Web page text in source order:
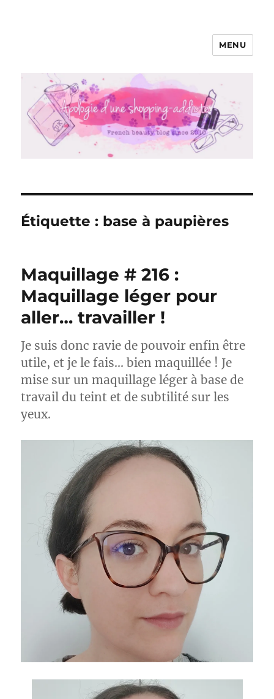
Apologie d'une Shopping-addicte
MENU
Étiquette : base à paupières
Maquillage # 216 :
Maquillage léger pour
aller… travailler !
Je suis donc ravie de pouvoir enfin être
utile, et je le fais… bien maquillée ! Je
mise sur un maquillage léger à base de
travail du teint et de subtilité sur les
yeux.